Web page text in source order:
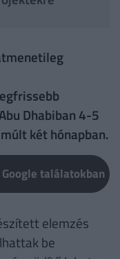
Dhabiban 4-5
két hónapban.
találatokban
elemzés
be